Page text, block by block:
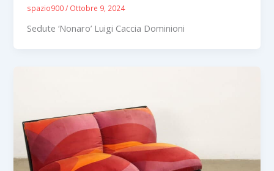
spazio900/ Ottobre 9, 2024
Sedute ‘Nonaro’ Luigi Caccia Dominioni